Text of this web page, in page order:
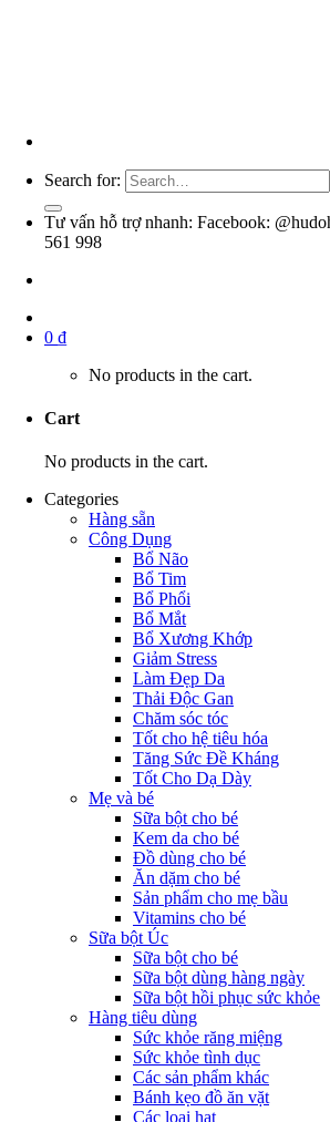
Search for:
Tư vấn hỗ trợ nhanh: Facebook:
561 998
0 ₫
No products in the cart.
Cart
No products in the cart.
Categories
Hàng sẵn
Công Dụng
Bổ Não
Bổ Tim
Bổ Phổi
Bổ Mắt
Bổ Xương Khớp
Giảm Stress
Làm Đẹp Da
Thải Độc Gan
Chăm sóc tóc
Tốt cho hệ tiêu hóa
Tăng Sức Đề Kháng
Tốt Cho Dạ Dày
Mẹ và bé
Sữa bột cho bé
Kem da cho bé
Đồ dùng cho bé
Ăn dặm cho bé
Sản phẩm cho mẹ bầu
Vitamins cho bé
Sữa bột Úc
Sữa bột cho bé
Sữa bột dùng hàng ngày
Sữa bột hồi phục sức khỏe
Hàng tiêu dùng
Sức khỏe răng miệng
Sức khỏe tình dục
Các sản phẩm khác
Bánh kẹo đồ ăn vặt
Các loại hạt